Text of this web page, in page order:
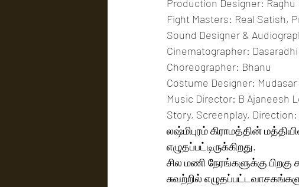
Production Designer: Raghu
Fight Masters: Real Satish,
Sound Designer &
Cinematographer:
Choreographer: Bhanu
Costume Designer: Mudasar
Music Director: B Ajaneesh
Story, Screenplay,
லஷ்மிபுரம் கிராமத்தின்
எழுதப்பட்டிருக்கிறது.
சில மணி நேரங்களுக்கு
சுவற்றில்